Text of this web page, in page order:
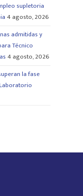
supletoria
4 agosto, 2026
admitidas y
Técnico
4 agosto, 2026
la fase